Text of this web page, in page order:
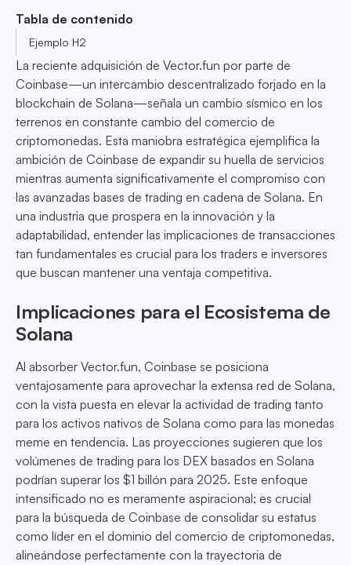
Tabla de contenido
Ejemplo H2
La reciente adquisición de Vector.fun por parte de
Coinbase—un intercambio descentralizado forjado en la
blockchain de Solana—señala un cambio sísmico en los
terrenos en constante cambio del comercio de
criptomonedas. Esta maniobra estratégica ejemplifica la
ambición de Coinbase de expandir su huella de servicios
mientras aumenta significativamente el compromiso con
las avanzadas bases de trading en cadena de Solana. En
una industria que prospera en la innovación y la
adaptabilidad, entender las implicaciones de transacciones
tan fundamentales es crucial para los traders e inversores
que buscan mantener una ventaja competitiva.
Implicaciones para el Ecosistema de
Solana
Al absorber Vector.fun, Coinbase se posiciona
ventajosamente para aprovechar la extensa red de Solana,
con la vista puesta en elevar la actividad de trading tanto
para los activos nativos de Solana como para las monedas
meme en tendencia. Las proyecciones sugieren que los
volúmenes de trading para los DEX basados en Solana
podrían superar los $1 billón para 2025. Este enfoque
intensificado no es meramente aspiracional; es crucial
para la búsqueda de Coinbase de consolidar su estatus
como líder en el dominio del comercio de criptomonedas,
alineándose perfectamente con la trayectoria de